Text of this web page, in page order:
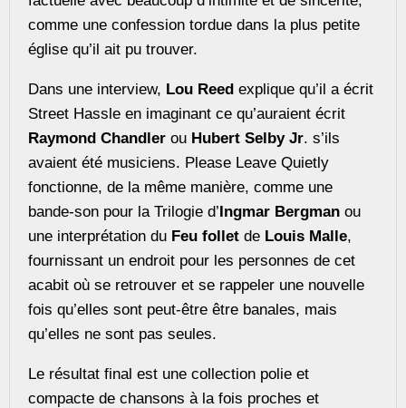
comme une confession tordue dans la plus petite
église qu’il ait pu trouver.
Dans une interview, Lou Reed explique qu’il a écrit
Street Hassle en imaginant ce qu’auraient écrit
Raymond Chandler ou Hubert Selby Jr. s’ils
avaient été musiciens. Please Leave Quietly
fonctionne, de la même manière, comme une
bande-son pour la Trilogie d’Ingmar Bergman ou
une interprétation du Feu follet de Louis Malle,
fournissant un endroit pour les personnes de cet
acabit où se retrouver et se rappeler une nouvelle
fois qu’elles sont peut-être être banales, mais
qu’elles ne sont pas seules.
Le résultat final est une collection polie et
compacte de chansons à la fois proches et